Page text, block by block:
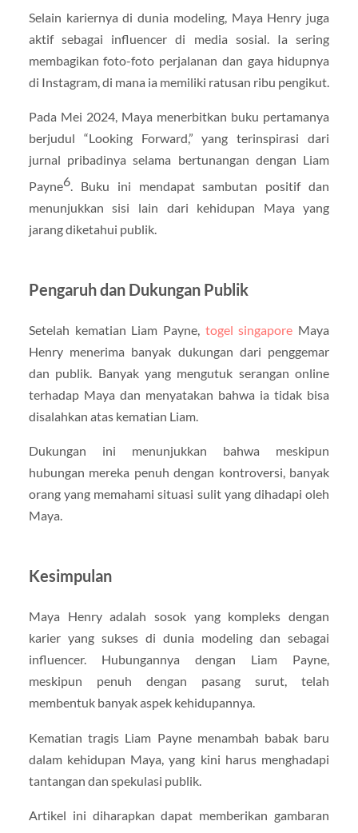
Selain kariernya di dunia modeling, Maya Henry juga
aktif sebagai influencer di media sosial. Ia sering
membagikan foto-foto perjalanan dan gaya hidupnya
di Instagram, di mana ia memiliki ratusan ribu pengikut.
Pada Mei 2024, Maya menerbitkan buku pertamanya
berjudul “Looking Forward,” yang terinspirasi dari
jurnal pribadinya selama bertunangan dengan Liam
Payne6. Buku ini mendapat sambutan positif dan
menunjukkan sisi lain dari kehidupan Maya yang
jarang diketahui publik.
Pengaruh dan Dukungan Publik
Setelah kematian Liam Payne, togel singapore Maya
Henry menerima banyak dukungan dari penggemar
dan publik. Banyak yang mengutuk serangan online
terhadap Maya dan menyatakan bahwa ia tidak bisa
disalahkan atas kematian Liam.
Dukungan ini menunjukkan bahwa meskipun
hubungan mereka penuh dengan kontroversi, banyak
orang yang memahami situasi sulit yang dihadapi oleh
Maya.
Kesimpulan
Maya Henry adalah sosok yang kompleks dengan
karier yang sukses di dunia modeling dan sebagai
influencer. Hubungannya dengan Liam Payne,
meskipun penuh dengan pasang surut, telah
membentuk banyak aspek kehidupannya.
Kematian tragis Liam Payne menambah babak baru
dalam kehidupan Maya, yang kini harus menghadapi
tantangan dan spekulasi publik.
Artikel ini diharapkan dapat memberikan gambaran